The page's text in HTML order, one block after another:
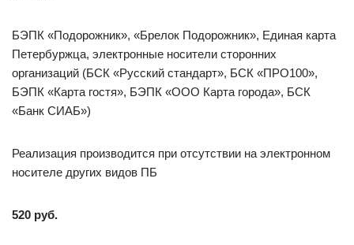
БЭПК «Подорожник», «Брелок Подорожник», Единая карта
Петербуржца, электронные носители сторонних
организаций (БСК «Русский стандарт», БСК «ПРО100»,
БЭПК «Карта гостя», БЭПК «ООО Карта города», БСК
«Банк СИАБ»)
Реализация производится при отсутствии на электронном
носителе других видов ПБ
520 руб.